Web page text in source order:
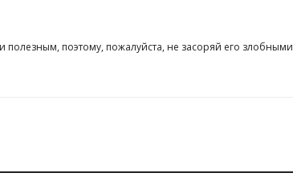
поэтому, пожалуйста, не засоряй его злобными